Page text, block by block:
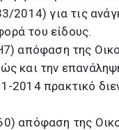
2014) για τις
του είδους.
απόφαση της
και την
πρακτικό
απόφαση της